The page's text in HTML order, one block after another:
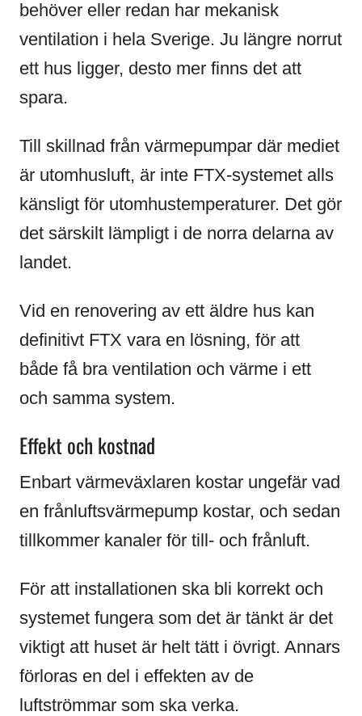
behöver eller redan har mekanisk
ventilation i hela Sverige. Ju längre norrut
ett hus ligger, desto mer finns det att
spara.
Till skillnad från värmepumpar där mediet
är utomhusluft, är inte FTX-systemet alls
känsligt för utomhustemperaturer. Det gör
det särskilt lämpligt i de norra delarna av
landet.
Vid en renovering av ett äldre hus kan
definitivt FTX vara en lösning, för att
både få bra ventilation och värme i ett
och samma system.
Effekt och kostnad
Enbart värmeväxlaren kostar ungefär vad
en frånluftsvärmepump kostar, och sedan
tillkommer kanaler för till- och frånluft.
För att installationen ska bli korrekt och
systemet fungera som det är tänkt är det
viktigt att huset är helt tätt i övrigt. Annars
förloras en del i effekten av de
luftströmmar som ska verka.